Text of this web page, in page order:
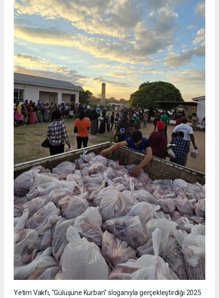
Yetim Vakfı, "Gülüşüne Kurban" sloganıyla gerçekleştirdiği 2025